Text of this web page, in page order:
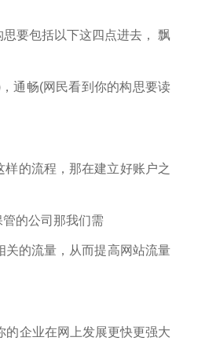
要包括以下这四点进去， 飘
通畅(网民看到你的构思要读
的流程，那在建立好账户之
的公司那我们需
的流量，从而提高网站流量
的企业在网上发展更快更强大